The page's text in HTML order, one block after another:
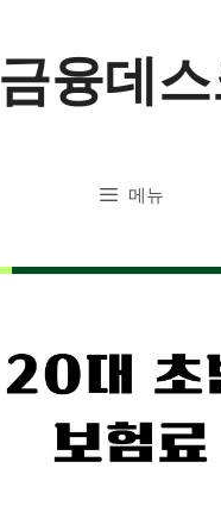
금융데
메뉴